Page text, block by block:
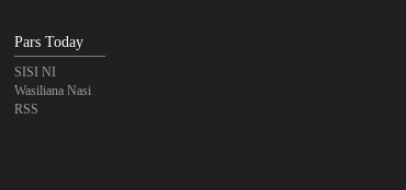
Pars Today
SISI NI
Wasiliana Nasi
RSS